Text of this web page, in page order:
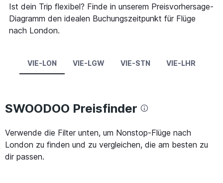
Ist dein Trip flexibel? Finde in unserem Preisvorhersage-
Diagramm den idealen Buchungszeitpunkt für Flüge
nach London.
VIE-LON VIE-LGW VIE-STN VIE-LHR
SWOODOO Preisfinder
Verwende die Filter unten, um Nonstop-Flüge nach
London zu finden und zu vergleichen, die am besten zu
dir passen.